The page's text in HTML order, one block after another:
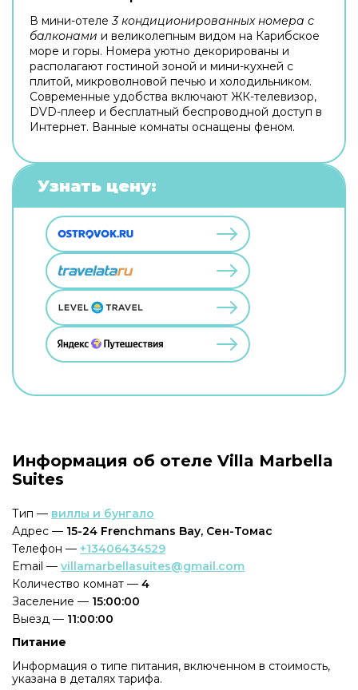
В мини-отеле3 кондиционированных номера с
балконами и великолепным видом на Карибское
море и горы. Номера уютно декорированы и
располагают гостиной зоной и мини-кухней с
плитой, микроволновой печью и холодильником.
Современные удобства включают ЖК-телевизор,
DVD-плеер и бесплатный беспроводной доступ в
Интернет. Ванные комнаты оснащены феном.
Узнать цену:
Информация об отеле Villa Marbella
Suites
Тип — виллы и бунгало
Адрес — 15-24 Frenchmans Bay, Сен-Томас
Телефон — +13406434529
Email — villamarbellasuites@gmail.com
Количество комнат — 4
Заселение — 15:00:00
Выезд — 11:00:00
Питание
Информация о типе питания, включенном в стоимость,
указана в деталях тарифа.